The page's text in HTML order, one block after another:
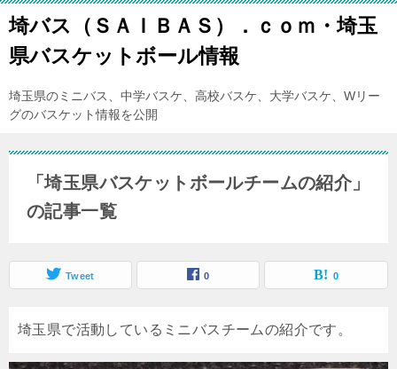
埼バス（ＳＡＩＢＡＳ）．ｃｏｍ・埼玉
県バスケットボール情報
埼玉県のミニバス、中学バスケ、高校バスケ、大学バスケ、Wリー
グのバスケット情報を公開
「埼玉県バスケットボールチームの紹介」
の記事一覧
Tweet 0 0
埼玉県で活動しているミニバスチームの紹介です。